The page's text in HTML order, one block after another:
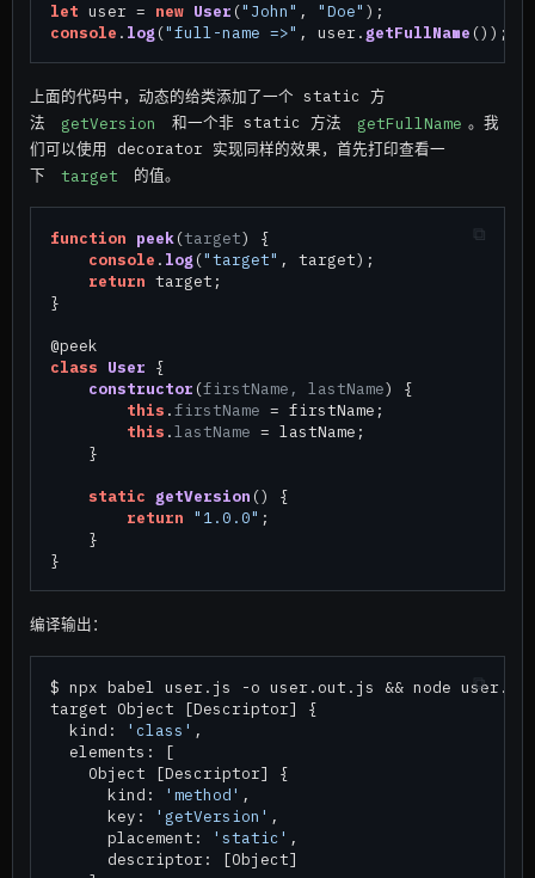
let user = new User ("John" , "Doe"
console . log("full-name =>" , user. getFullName
上面的代码中，动态的给类添加了一个 static 方
法
getVersion 和一个非 static 方法 getFullName 。我
们可以使用 decorator 实现同样的效果，首先打印查看一
下
target 的值。
function peek(target) {
console . log("target" , target);
return target;
}
class
User {
constructor (firstName, lastName) {
this .firstName = firstName;
this .lastName = lastName;
    }
static getVersion () {
return
"1.0.0" ;
    }
编译输出：
$ npx babel user.js -o user.out.js && node
target Object [Descriptor] {
  kind:
'class' ,
  elements: [
    Object [Descriptor] {
      kind:
'method' ,
      key:
'getVersion' ,
      placement:
'static' ,
      descriptor: [Object]